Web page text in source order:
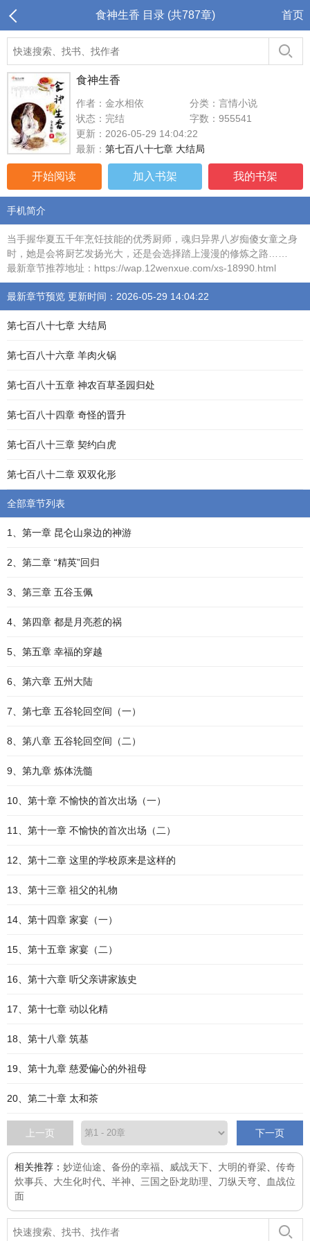
食神生香 目录 (共787章) 首页
食神生香
作者：金水相依
分类：言情小说
状态：完结
字数：955541
更新：2026-05-29 14:04:22
最新： 第七百八十七章 大结局
开始阅读 加入书架 我的书架
手机简介
当手握华夏五千年烹饪技能的优秀厨师，魂归异界八岁痴傻女童之身
时，她是会将厨艺发扬光大，还是会选择踏上漫漫的修炼之路……
最新章节推荐地址：https://wap.12wenxue.com/xs-18990.html
最新章节预览 更新时间：2026-05-29 14:04:22
第七百八十七章 大结局
第七百八十六章 羊肉火锅
第七百八十五章 神农百草圣园归处
第七百八十四章 奇怪的晋升
第七百八十三章 契约白虎
第七百八十二章 双双化形
全部章节列表
1、第一章 昆仑山泉边的神游
2、第二章 “精英”回归
3、第三章 五谷玉佩
4、第四章 都是月亮惹的祸
5、第五章 幸福的穿越
6、第六章 五州大陆
7、第七章 五谷轮回空间（一）
8、第八章 五谷轮回空间（二）
9、第九章 炼体洗髓
10、第十章 不愉快的首次出场（一）
11、第十一章 不愉快的首次出场（二）
12、第十二章 这里的学校原来是这样的
13、第十三章 祖父的礼物
14、第十四章 家宴（一）
15、第十五章 家宴（二）
16、第十六章 听父亲讲家族史
17、第十七章 动以化精
18、第十八章 筑基
19、第十九章 慈爱偏心的外祖母
20、第二十章 太和茶
上一页 下一页
相关推荐： 妙逆仙途 备份的幸福 威战天下 大明的脊梁
传奇
炊事兵
大生化时代 半神 三国之卧龙助理 刀纵天穹
血战位
面